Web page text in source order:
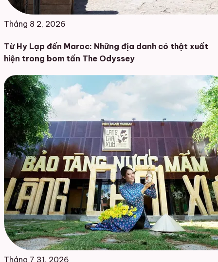
Tháng 8 2, 2026
Từ Hy Lạp đến Maroc: Những địa danh có thật xuất
hiện trong bom tấn The Odyssey
Tháng 7 31, 2026